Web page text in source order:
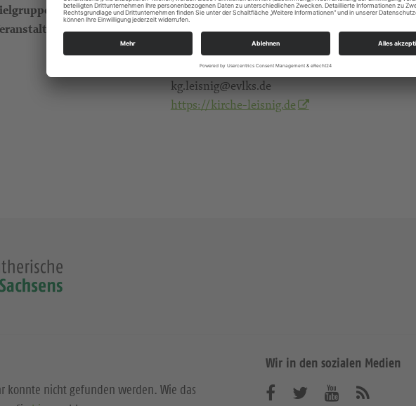
Alle Zielgruppen
KG Leisnig-Tragnitz-Altenhof
04703 Leisnig
kg.leisnig@evlks.de
https://kirche-leisnig.de
konnte nicht gefunden werden. Wie das
Wir in den sozialen Medien
B B B
A